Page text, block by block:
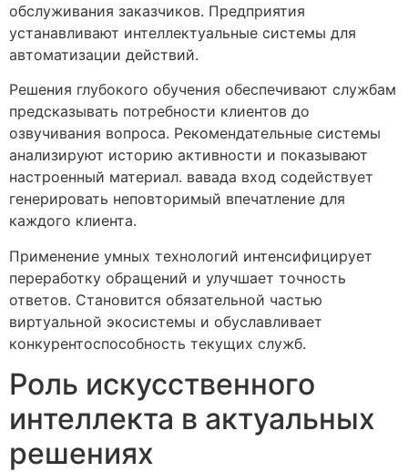
обслуживания заказчиков. Предприятия
устанавливают интеллектуальные системы для
автоматизации действий.
Решения глубокого обучения обеспечивают службам
предсказывать потребности клиентов до
озвучивания вопроса. Рекомендательные системы
анализируют историю активности и показывают
настроенный материал. вавада вход содействует
генерировать неповторимый впечатление для
каждого клиента.
Применение умных технологий интенсифицирует
переработку обращений и улучшает точность
ответов. Становится обязательной частью
виртуальной экосистемы и обуславливает
конкурентоспособность текущих служб.
Роль искусственного
интеллекта в актуальных
решениях